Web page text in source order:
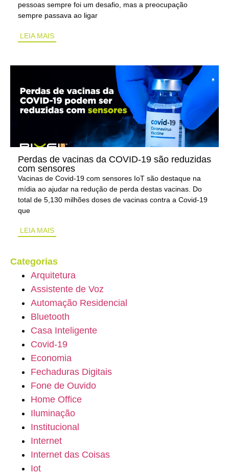
pessoas sempre foi um desafio, mas a preocupação
sempre passava ao ligar
LEIA MAIS
Perdas de vacinas da COVID-19 são reduzidas
com sensores
Vacinas de Covid-19 com sensores IoT são destaque na
mídia ao ajudar na redução de perda destas vacinas. Do
total de 5,130 milhões doses de vacinas contra a Covid-19
que
LEIA MAIS
Categorias
Arquitetura
Assistente de Voz
Automação Residencial
Bluetooth
Casa Inteligente
Covid-19
Economia
Fechaduras Digitais
Fone de Ouvido
Home Office
Iluminação
Institucional
Internet
Internet das Coisas
Iot